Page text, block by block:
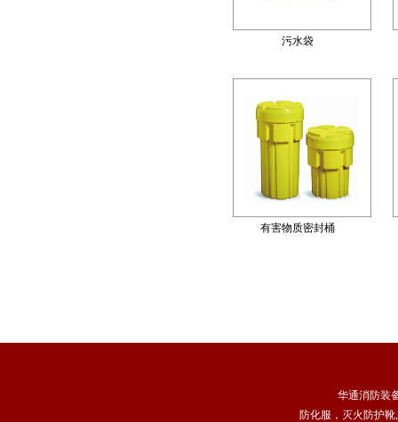
污水袋
有害物质密封桶
华通消防装
防化服 ， 灭火防护靴,